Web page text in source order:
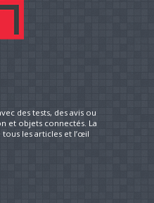
des tests, des avis ou
et objets connectés. La
les articles et l’œil